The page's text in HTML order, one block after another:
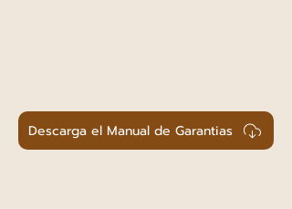
Descarga el Manual de Garantias